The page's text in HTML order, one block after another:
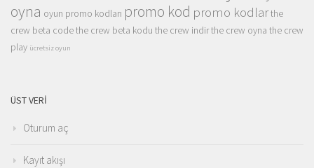
oyna oyun promo kodları promo kod promo kodlarthe
crew beta codethe crew beta kodu the crew indirthe crew oyna the crew
play ücretsiz oyun
ÜST VERI
Oturum aç
Kayıt akışı